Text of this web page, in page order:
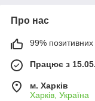
Про нас
99% позитивних
Працює з
м. Харків
Харків, Україна